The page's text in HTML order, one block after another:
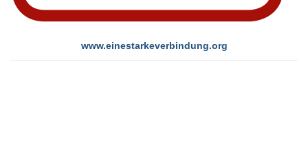
www.einestarkeverbindung.org